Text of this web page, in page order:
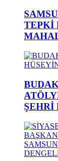
TEPKİ
ŞEHRİ